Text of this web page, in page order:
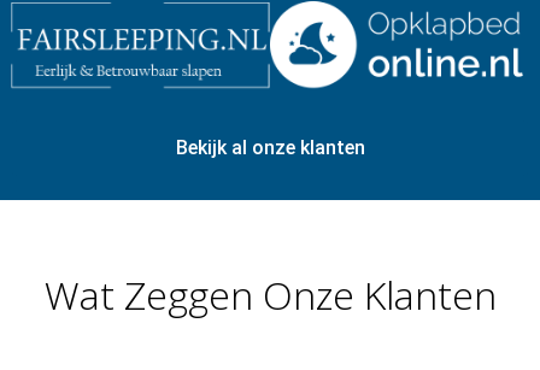
Bekijk al onze klanten
Wat Zeggen Onze Klanten